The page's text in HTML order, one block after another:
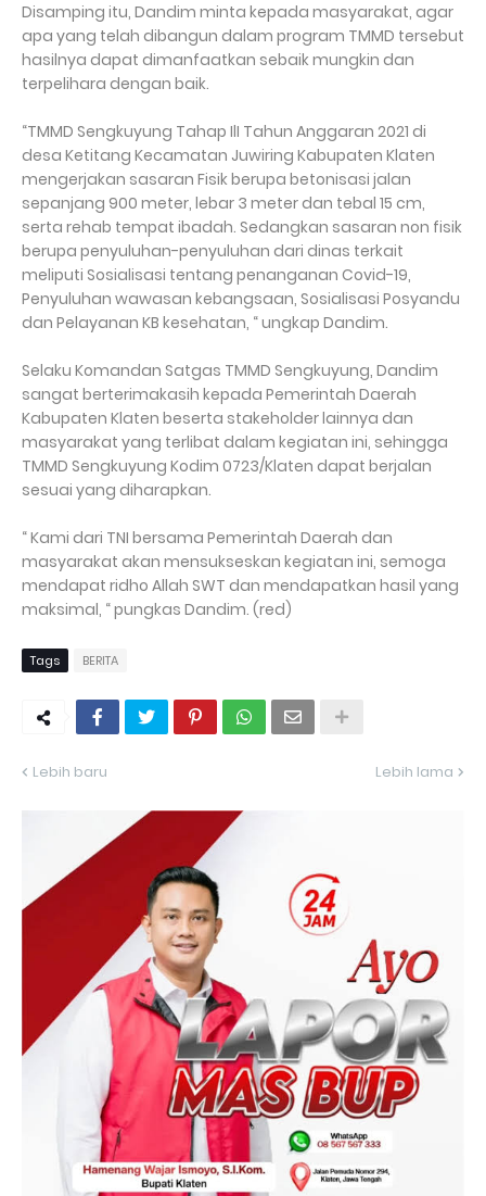
Disamping itu, Dandim minta kepada masyarakat, agar
apa yang telah dibangun dalam program TMMD tersebut
hasilnya dapat dimanfaatkan sebaik mungkin dan
terpelihara dengan baik.
“TMMD Sengkuyung Tahap IlI Tahun Anggaran 2021 di
desa Ketitang Kecamatan Juwiring Kabupaten Klaten
mengerjakan sasaran Fisik berupa betonisasi jalan
sepanjang 900 meter, lebar 3 meter dan tebal 15 cm,
serta rehab tempat ibadah. Sedangkan sasaran non fisik
berupa penyuluhan-penyuluhan dari dinas terkait
meliputi Sosialisasi tentang penanganan Covid-19,
Penyuluhan wawasan kebangsaan, Sosialisasi Posyandu
dan Pelayanan KB kesehatan, “ ungkap Dandim.
Selaku Komandan Satgas TMMD Sengkuyung, Dandim
sangat berterimakasih kepada Pemerintah Daerah
Kabupaten Klaten beserta stakeholder lainnya dan
masyarakat yang terlibat dalam kegiatan ini, sehingga
TMMD Sengkuyung Kodim 0723/Klaten dapat berjalan
sesuai yang diharapkan.
“ Kami dari TNI bersama Pemerintah Daerah dan
masyarakat akan mensukseskan kegiatan ini, semoga
mendapat ridho Allah SWT dan mendapatkan hasil yang
maksimal, “ pungkas Dandim. (red)
Tags BERITA
Lebih baru Lebih lama